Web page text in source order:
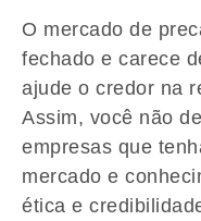
O mercado de
fechado e carece
ajude o credor na
Assim, você não
empresas que
mercado e
ética e